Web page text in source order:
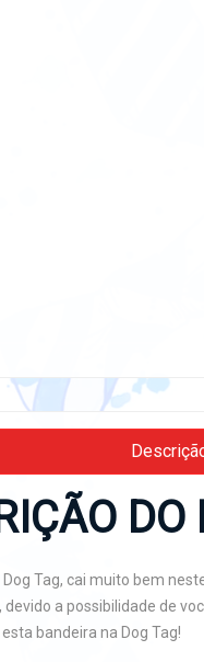
DO
Dog Tag, cai muito bem
devido a possibilidade de
bandeira na Dog Tag!